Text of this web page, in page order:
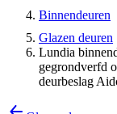
Binnendeuren
Glazen deuren
Lundia
gegrondverfd
deurbeslag